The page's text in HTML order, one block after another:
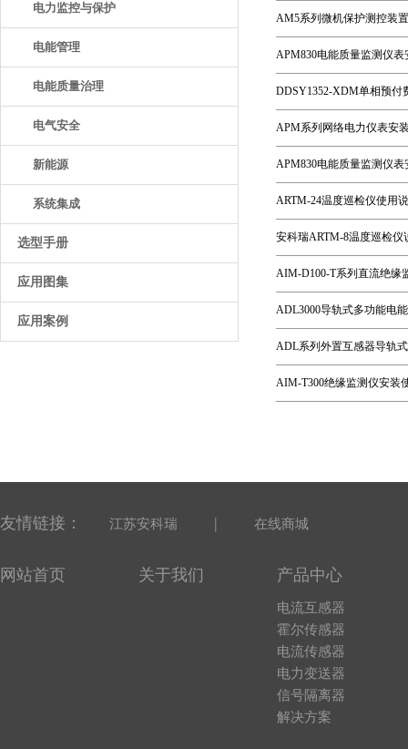
电力监控与保护
电能管理
电能质量治理
电气安全
新能源
系统集成
选型手册
应用图集
应用案例
AM5系列微机保护测控装
APM830电能质量监测仪
DDSY1352-XDM单相预付
APM系列网络电力仪表安
APM830电能质量监测仪
ARTM-24温度巡检仪使用
安科瑞ARTM-8温度巡检仪
AIM-D100-T系列直流绝缘
ADL3000导轨式多功能电
ADL系列外置互感器导轨
AIM-T300绝缘监测仪安装
友情链接： 江苏安科瑞 | 在线商城
网站首页 关于我们 产品中心
电流互感器
霍尔传感器
电流传感器
电力变送器
信号隔离器
解决方案